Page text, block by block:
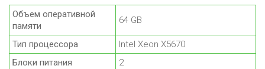
Объем оперативной
памяти
64 GB
Тип процессора
Intel Xeon X5670
Блоки питания
2